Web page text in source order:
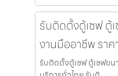
รับติดตั้งตู้เซฟ ตู้
งานมืออาชีพ รา
รับติดตั้งตู้เซฟ ตู้เซฟข